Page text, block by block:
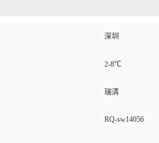
深圳
2-8℃
瑞清
RQ-sw14056